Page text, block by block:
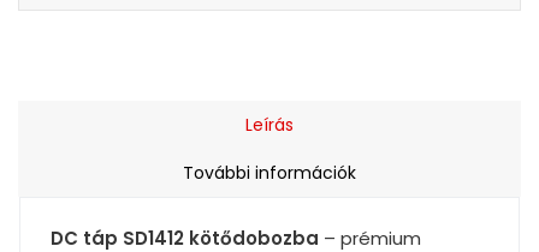
Leírás
További információk
DC táp SD1412 kötődobozba – prémium